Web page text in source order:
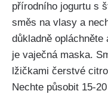
‌přírodního ​jogurtu ‌s
⁤směs na ⁣vlasy a
důkladně
je vaječná⁢ maska.
lžičkami čerstvé
Nechte působit 15-